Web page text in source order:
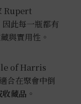
Ru­pert
因此每一瓶都有
與實用性。
of Harris
合在聚會中倒
收藏品 。